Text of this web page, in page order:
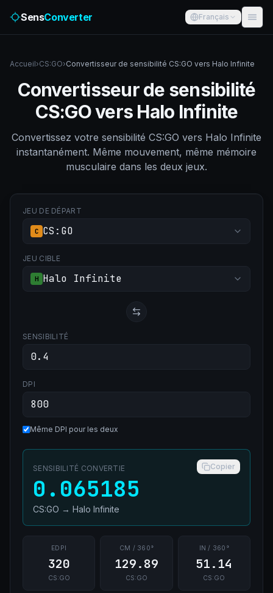
SensConverter Français
Accueil›CS:GO›Convertisseur de sensibilité CS:GO vers Halo Infinite
Convertisseur de sensibilité
CS:GO vers Halo Infinite
Convertissez votre sensibilité CS:GO vers Halo Infinite
instantanément. Même mouvement, même mémoire
musculaire dans les deux jeux.
JEU DE DÉPART
C CS:GO
JEU CIBLE
H Halo Infinite
SENSIBILITÉ
DPI
Même DPI pour les deux
SENSIBILITÉ CONVERTIE Copier
0.065185
CS:GO → Halo Infinite
EDPI
320
CS:GO
CM / 360°
129.89
CS:GO
IN / 360°
51.14
CS:GO